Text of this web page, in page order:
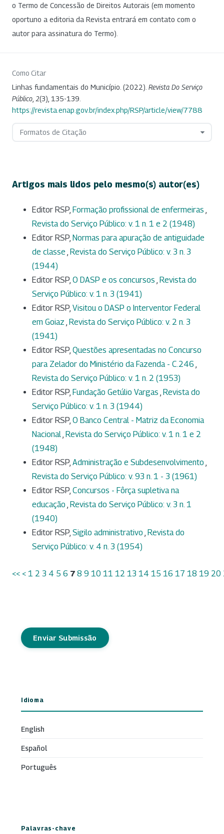
o Termo de Concessão de Direitos Autorais (em momento
oportuno a editoria da Revista entrará em contato com o
autor para assinatura do Termo).
Como Citar
Linhas fundamentais do Município. (2022). Revista Do Serviço
Público 2(3), 135-139.
https://revista.enap.gov.br/index.php/RSP/article/view/7788
Formatos de Citação
Artigos mais lidos pelo mesmo(s) autor(es)
Editor RSP, Formação profissional de enfermeiras ,
Revista do Serviço Público: v. 1 n. 1 e 2 (1948)
Editor RSP, Normas para apuração de antiguidade
de classe , Revista do Serviço Público: v. 3 n. 3
(1944)
Editor RSP, O DASP e os concursos , Revista do
Serviço Público: v. 1 n. 3 (1941)
Editor RSP, Visitou o DASP o Interventor Federal
em Goiaz , Revista do Serviço Público: v. 2 n. 3
(1941)
Editor RSP, Questões apresentadas no Concurso
para Zelador do Ministério da Fazenda - C.246 ,
Revista do Serviço Público: v. 1 n. 2 (1953)
Editor RSP, Fundação Getúlio Vargas , Revista do
Serviço Público: v. 1 n. 3 (1944)
Editor RSP, O Banco Central - Matriz da Economia
Nacional, Revista do Serviço Público: v. 1 n. 1 e 2
(1948)
Editor RSP, Administração e Subdesenvolvimento ,
Revista do Serviço Público: v. 93 n. 1 - 3 (1961)
Editor RSP, Concursos - Fôrça supletiva na
educação , Revista do Serviço Público: v. 3 n. 1
(1940)
Editor RSP, Sigilo administrativo , Revista do
Serviço Público: v. 4 n. 3 (1954)
<< < 1 2 3 4 5 6 7 8 9 10 11 12 13 14 15 16 17 18 19 20
Enviar Submissão
Idioma
English
Español
Português
Palavras-chave